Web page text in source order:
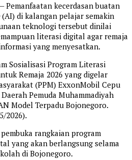
Pemanfaatan kecerdasan buatan
(AI) di kalangan pelajar semakin
teknologi tersebut dinilai
literasi digital agar remaja
yang menyesatkan.
Sosialisasi Program Literasi
Remaja 2026 yang digelar
(PPM) ExxonMobil Cepu
Pemuda Muhammadiyah
Model Terpadu Bojonegoro.
2026).
rangkaian program
yang akan berlangsung selama
di Bojonegoro.